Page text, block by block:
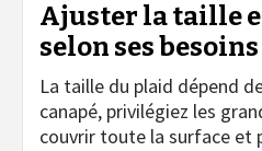
Ajuster la taille
selon ses besoins
La taille du plaid dépend
canapé, privilégiez les
couvrir toute la surface et